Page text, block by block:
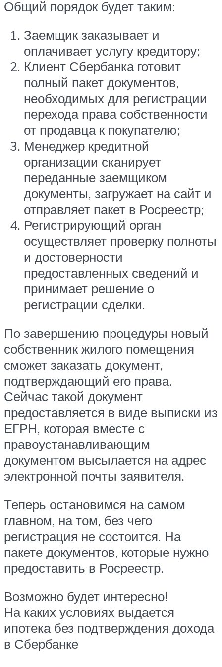
Общий порядок будет таким:
Заемщик заказывает и
оплачивает услугу кредитору;
Клиент Сбербанка готовит
полный пакет документов,
необходимых для регистрации
перехода права собственности
от продавца к покупателю;
Менеджер кредитной
организации сканирует
переданные заемщиком
документы, загружает на сайт и
отправляет пакет в Росреестр;
Регистрирующий орган
осуществляет проверку полноты
и достоверности
предоставленных сведений и
принимает решение о
регистрации сделки.
По завершению процедуры новый
собственник жилого помещения
сможет заказать документ,
подтверждающий его права.
Сейчас такой документ
предоставляется в виде выписки из
ЕГРН, которая вместе с
правоустанавливающим
документом высылается на адрес
электронной почты заявителя.
Теперь остановимся на самом
главном, на том, без чего
регистрация не состоится. На
пакете документов, которые нужно
предоставить в Росреестр.
Возможно будет интересно!
На каких условиях выдается
ипотека без подтверждения дохода
в Сбербанке